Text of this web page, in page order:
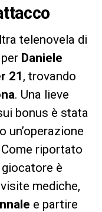
telenovela di
Daniele
21 , trovando
. Una lieve
bonus è stata
un’operazione
Come riportato
giocatore è
mediche,
e partire